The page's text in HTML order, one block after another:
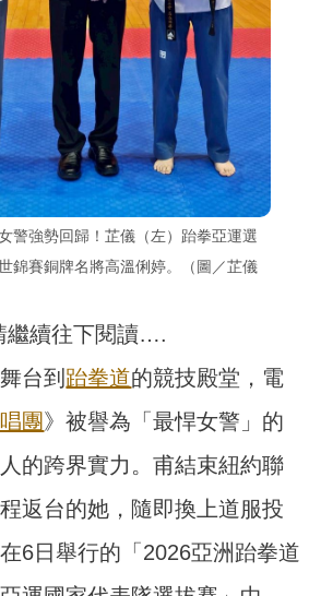
警強勢回歸！芷儀（左）跆拳亞運選
錦賽銅牌名將高溫俐婷。（圖／芷儀
繼續往下閱讀….
台到 跆拳道的競技殿堂，電
團》被譽為「最悍女警」的
的跨界實力。甫結束紐約聯
返台的她，隨即換上道服投
6日舉行的「2026亞洲跆拳道